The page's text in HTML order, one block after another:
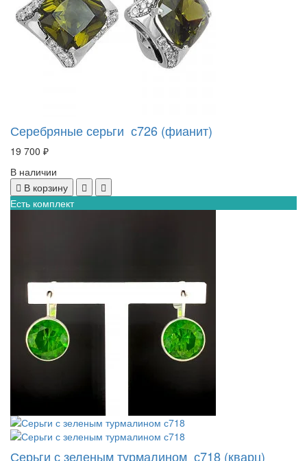
Серебряные серьги с726 (фианит)
19 700 ₽
В наличии
В корзину
Есть комплект
Серьги с зеленым турмалином с718 (кварц)